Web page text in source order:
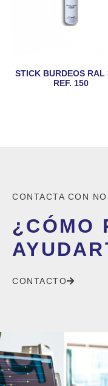
STICK BURDEOS RAL
REF. 150
CONTACTA CON
¿CÓMO
CONTACTO